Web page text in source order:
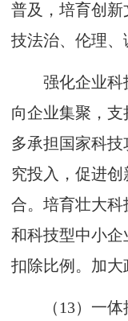
普及，培育创
技法治、伦理、
强化企业科技
向企业集聚，
多承担国家科
究投入，促进
合。培育壮大
和科技型中小
扣除比例。加大
（13）一体